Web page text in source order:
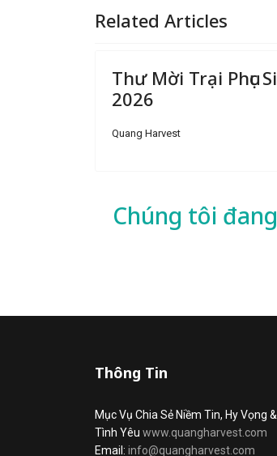
Related Articles
Thư Mời Trại Phục
2026
Quang Harvest
Chúng tôi
Thông Tin
Mục Vụ Chia Sẻ Niềm Tin, Hy Vọng &
Tình Yêu www.quangharvest.com
Email: info@quangharvest.com